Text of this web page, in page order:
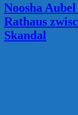
Noosha
Rathaus
Skandal